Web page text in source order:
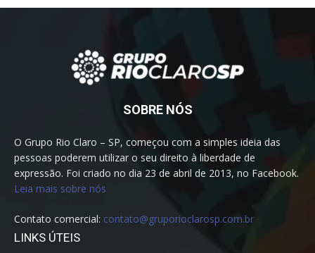
SOBRE NÓS
O Grupo Rio Claro – SP, começou com a simples ideia das
pessoas poderem utilizar o seu direito à liberdade de
expressão. Foi criado no dia 23 de abril de 2013, no Facebook.
Leia mais sobre nós
Contato comercial: contato@gruporioclarosp.com.br
LINKS ÚTEIS